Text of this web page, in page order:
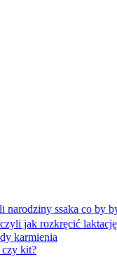
ssaka co by
jak rozkręcić
karmienia
kit?